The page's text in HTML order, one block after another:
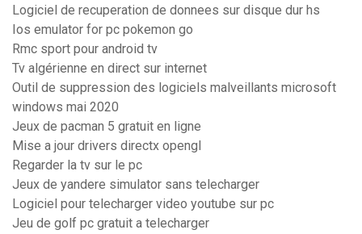
Logiciel de recuperation de donnees sur disque dur hs
Ios emulator for pc pokemon go
Rmc sport pour android tv
Tv algérienne en direct sur internet
Outil de suppression des logiciels malveillants microsoft
windows mai 2020
Jeux de pacman 5 gratuit en ligne
Mise a jour drivers directx opengl
Regarder la tv sur le pc
Jeux de yandere simulator sans telecharger
Logiciel pour telecharger video youtube sur pc
Jeu de golf pc gratuit a telecharger